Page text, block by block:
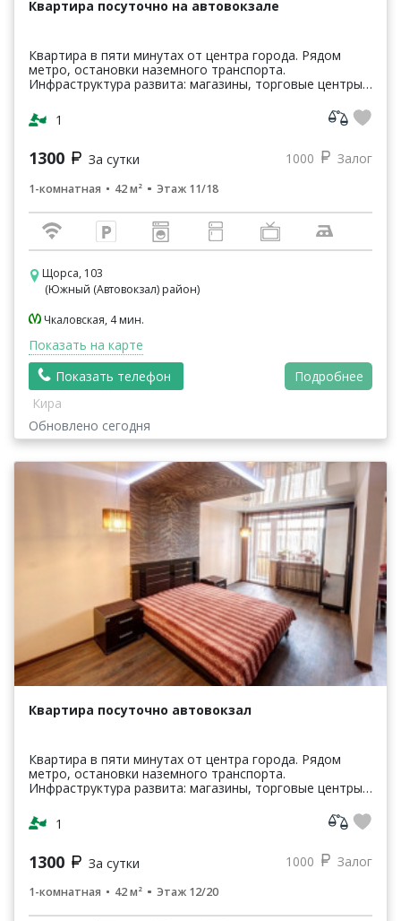
Квартира посуточно на автовокзале
Квартира в пяти минутах от центра города. Рядом
метро, остановки наземного транспорта.
Инфраструктура развита: магазины, торговые центры,
Квартира о...
1
1300 За сутки 1000 Залог
1-комнатная 42 м² Этаж 11/18
Щорса, 103
(Южный (Автовокзал) район)
Чкаловская, 4 мин.
Показать на карте
Показать телефон
Подробнее
Кира
Обновлено сегодня
Квартира посуточно автовокзал
Квартира в пяти минутах от центра города. Рядом
метро, остановки наземного транспорта.
Инфраструктура развита: магазины, торговые центры,
Квартира о...
1
1300 За сутки 1000 Залог
1-комнатная 42 м² Этаж 12/20